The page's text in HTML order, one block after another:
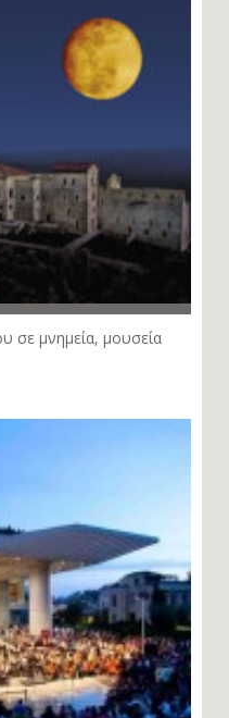
σε μνημεία, μουσεία